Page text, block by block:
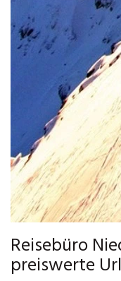
Reisebüro
preiswerte